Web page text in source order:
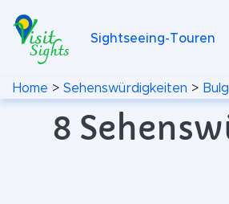
Sightseeing-Touren
Home > Sehenswürdigkeiten >
8